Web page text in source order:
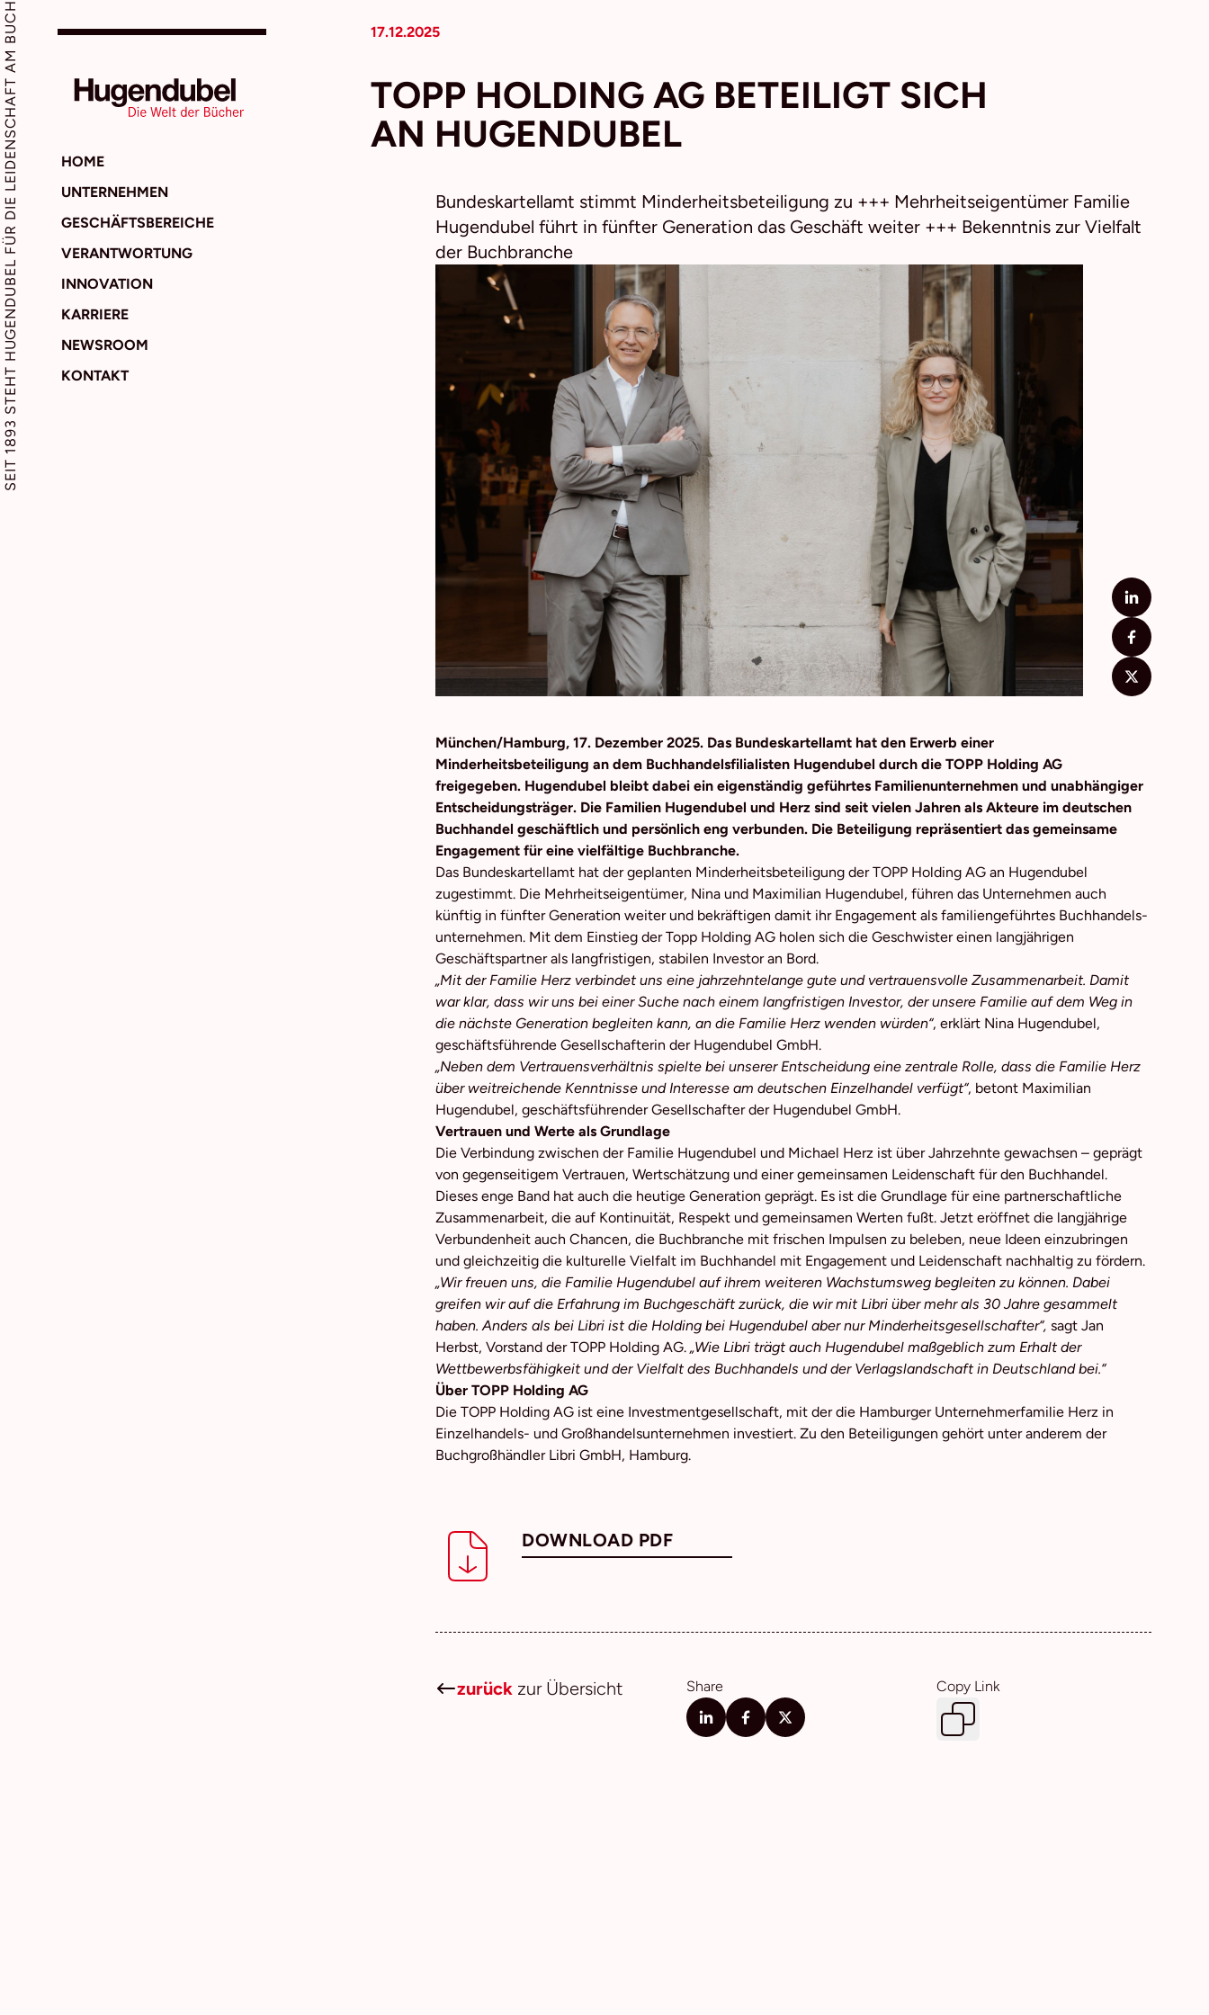
HOME
UNTERNEHMEN
GESCHÄFTSBEREICHE
VERANTWORTUNG
INNOVATION
KARRIERE
NEWSROOM
KONTAKT
17.12.2025
TOPP HOLDING AG BETEILIGT SICH
AN HUGENDUBEL
Bundeskartellamt stimmt Minderheitsbeteiligung zu +++ Mehrheitseigentümer Familie
Hugendubel führt in fünfter Generation das Geschäft weiter +++ Bekenntnis zur Vielfalt
der Buchbranche
München/Hamburg, 17. Dezember 2025. Das Bundeskartellamt hat den Erwerb einer
Minderheitsbeteiligung an dem Buchhandelsfilialisten Hugendubel durch die TOPP Holding AG
freigegeben. Hugendubel bleibt dabei ein eigenständig geführtes Familienunternehmen und unabhängiger
Entscheidungsträger. Die Familien Hugendubel und Herz sind seit vielen Jahren als Akteure im deutschen
Buchhandel geschäftlich und persönlich eng verbunden. Die Beteiligung repräsentiert das gemeinsame
Engagement für eine vielfältige Buchbranche.
Das Bundeskartellamt hat der geplanten Minderheitsbeteiligung der TOPP Holding AG an Hugendubel
zugestimmt. Die Mehrheitseigentümer, Nina und Maximilian Hugendubel, führen das Unternehmen auch
künftig in fünfter Generation weiter und bekräftigen damit ihr Engagement als familiengeführtes Buchhandels-
unternehmen. Mit dem Einstieg der Topp Holding AG holen sich die Geschwister einen langjährigen
Geschäftspartner als langfristigen, stabilen Investor an Bord.
„Mit der Familie Herz verbindet uns eine jahrzehntelange gute und vertrauensvolle Zusammenarbeit. Damit
war klar, dass wir uns bei einer Suche nach einem langfristigen Investor, der unsere Familie auf dem Weg in
die nächste Generation begleiten kann, an die Familie Herz wenden würden“, erklärt Nina Hugendubel,
geschäftsführende Gesellschafterin der Hugendubel GmbH.
„Neben dem Vertrauensverhältnis spielte bei unserer Entscheidung eine zentrale Rolle, dass die Familie Herz
über weitreichende Kenntnisse und Interesse am deutschen Einzelhandel verfügt“, betont Maximilian
Hugendubel, geschäftsführender Gesellschafter der Hugendubel GmbH.
Vertrauen und Werte als Grundlage
Die Verbindung zwischen der Familie Hugendubel und Michael Herz ist über Jahrzehnte gewachsen – geprägt
von gegenseitigem Vertrauen, Wertschätzung und einer gemeinsamen Leidenschaft für den Buchhandel.
Dieses enge Band hat auch die heutige Generation geprägt. Es ist die Grundlage für eine partnerschaftliche
Zusammenarbeit, die auf Kontinuität, Respekt und gemeinsamen Werten fußt. Jetzt eröffnet die langjährige
Verbundenheit auch Chancen, die Buchbranche mit frischen Impulsen zu beleben, neue Ideen einzubringen
und gleichzeitig die kulturelle Vielfalt im Buchhandel mit Engagement und Leidenschaft nachhaltig zu fördern.
„Wir freuen uns, die Familie Hugendubel auf ihrem weiteren Wachstumsweg begleiten zu können. Dabei
greifen wir auf die Erfahrung im Buchgeschäft zurück, die wir mit Libri über mehr als 30 Jahre gesammelt
haben. Anders als bei Libri ist die Holding bei Hugendubel aber nur Minderheitsgesellschafter“,sagt Jan
Herbst, Vorstand der TOPP Holding AG.„Wie Libri trägt auch Hugendubel maßgeblich zum Erhalt der
Wettbewerbsfähigkeit und der Vielfalt des Buchhandels und der Verlagslandschaft in Deutschland bei.“
Über TOPP Holding AG
Die TOPP Holding AG ist eine Investmentgesellschaft, mit der die Hamburger Unternehmerfamilie Herz in
Einzelhandels- und Großhandelsunternehmen investiert. Zu den Beteiligungen gehört unter anderem der
Buchgroßhändler Libri GmbH, Hamburg.
DOWNLOAD PDF
zurück zur Übersicht Share Copy Link
SEIT 1893 STEHT HUGENDUBEL FÜR DIE LEIDENSCHAFT AM BUCH